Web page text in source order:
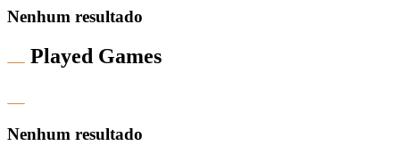
Nenhum resultado
Played Games
Nenhum resultado